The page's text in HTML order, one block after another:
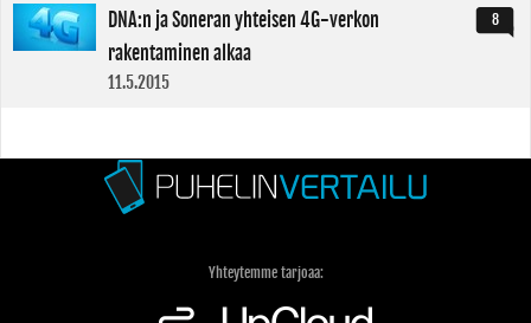
8
DNA:n ja Soneran yhteisen 4G-verkon
rakentaminen alkaa
11.5.2015
Yhteytemme tarjoaa: